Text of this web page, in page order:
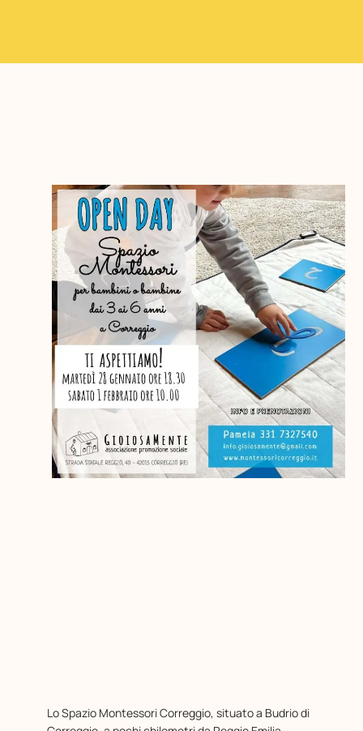
Lo Spazio Montessori Correggio, situato a Budrio di